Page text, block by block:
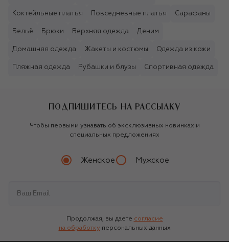
Коктейльные платья Повседневные платья Сарафаны
Бельё Брюки Верхняя одежда Деним
Домашняя одежда Жакеты и костюмы Одежда из кожи
Пляжная одежда Рубашки и блузы Спортивная одежда
ПОДПИШИТЕСЬ НА РАССЫЛКУ
Чтобы первыми узнавать об эксклюзивных новинках и
специальных предложениях
Женское Мужское
Продолжая, вы даете согласие
на обработку персональных данных